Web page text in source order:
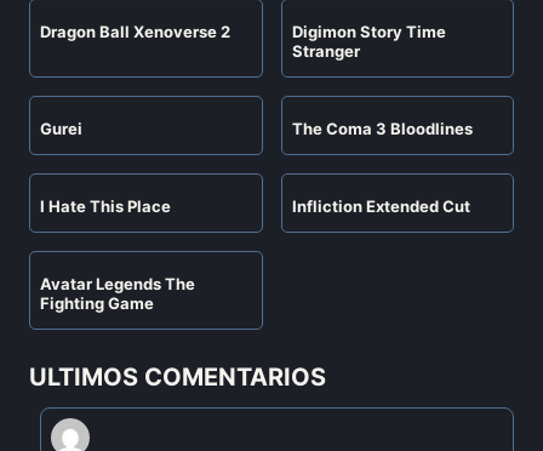
Dragon Ball Xenoverse 2
Digimon Story Time
Stranger
Gurei The Coma 3 Bloodlines
I Hate This Place Infliction Extended Cut
Avatar Legends The
Fighting Game
ULTIMOS COMENTARIOS